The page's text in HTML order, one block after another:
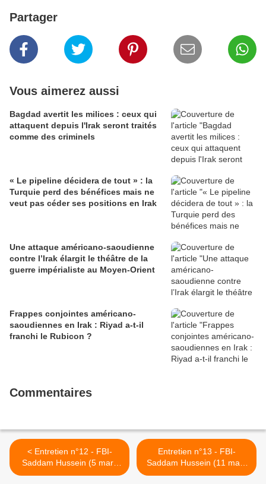
Partager
Vous aimerez aussi
Bagdad avertit les milices : ceux qui
attaquent depuis l'Irak seront traités
comme des criminels
« Le pipeline décidera de tout » : la
Turquie perd des bénéfices mais ne
veut pas céder ses positions en Irak
Une attaque américano-saoudienne
contre l’Irak élargit le théâtre de la
guerre impérialiste au Moyen-Orient
Frappes conjointes américano-
saoudiennes en Irak : Riyad a-t-il
franchi le Rubicon ?
Commentaires
< Entretien n°12 - FBI-
Saddam Hussein (5 mars
2004)
Entretien n°13 - FBI-
Saddam Hussein (11 mars
2004) >